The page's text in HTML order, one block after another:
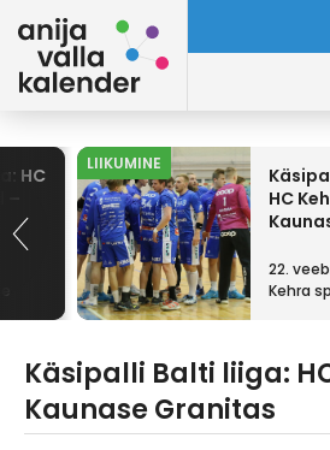
HC
LIIKUMINE
HC
22.
Kehra
Käsipalli Balti liiga:
Kaunase Granitas